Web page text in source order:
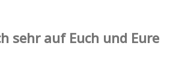
sehr auf Euch und Eure